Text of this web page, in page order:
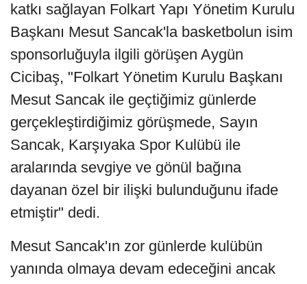
katkı sağlayan Folkart Yapı Yönetim Kurulu
Başkanı Mesut Sancak'la basketbolun isim
sponsorluğuyla ilgili görüşen Aygün
Cicibaş, "Folkart Yönetim Kurulu Başkanı
Mesut Sancak ile geçtiğimiz günlerde
gerçekleştirdiğimiz görüşmede, Sayın
Sancak, Karşıyaka Spor Kulübü ile
aralarında sevgiye ve gönül bağına
dayanan özel bir ilişki bulunduğunu ifade
etmiştir" dedi.
Mesut Sancak'ın zor günlerde kulübün
yanında olmaya devam edeceğini ancak